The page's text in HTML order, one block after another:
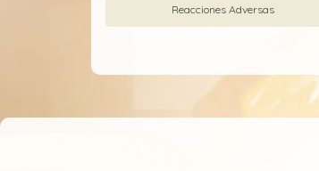
Reacciones Adversas